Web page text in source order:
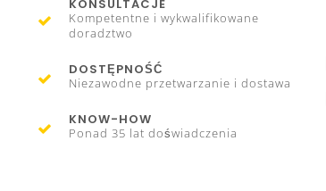
KONSULTACJE
Kompetentne i wykwalifikowane
doradztwo
DOSTĘPNOŚĆ
Niezawodne przetwarzanie i dostawa
KNOW-HOW
Ponad 35 lat doświadczenia